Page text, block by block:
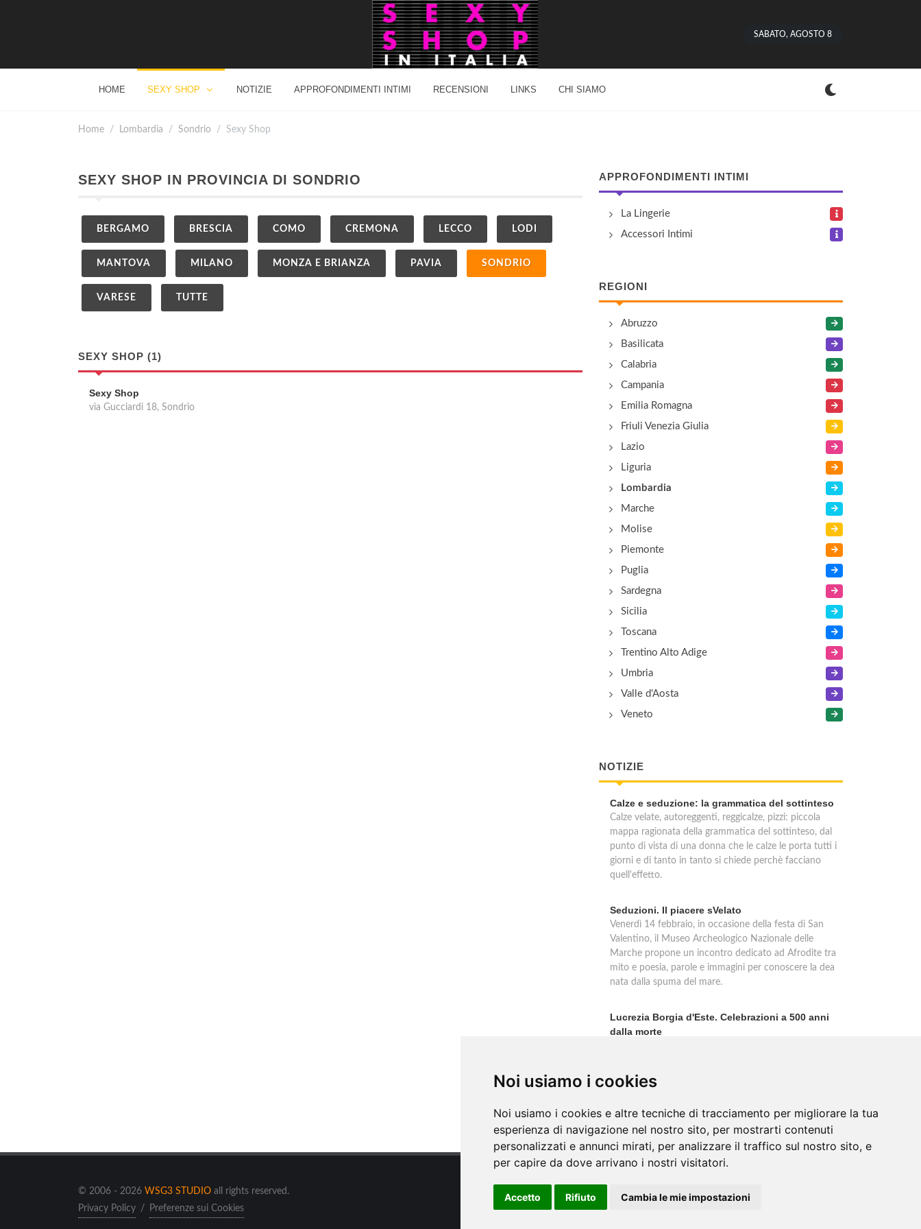
Noi usiamo i cookies
Noi usiamo i cookies e altre tecniche di tracciamento per migliorare la tua
esperienza di navigazione nel nostro sito, per mostrarti contenuti
personalizzati e annunci mirati, per analizzare il traffico sul nostro sito, e
per capire da dove arrivano i nostri visitatori.
Accetto Rifiuto Cambia le mie impostazioni
SABATO, AGOSTO 8
HOME SEXY SHOP NOTIZIE APPROFONDIMENTI INTIMI RECENSIONI LINKS CHI SIAMO
Home Lombardia Sondrio Sexy Shop
SEXY SHOP IN PROVINCIA DI SONDRIO
BERGAMO BRESCIA COMO CREMONA LECCO LODI
MANTOVA MILANO MONZA E BRIANZA PAVIA SONDRIO
VARESE TUTTE
SEXY SHOP (1)
Sexy Shop
via Gucciardi 18, Sondrio
APPROFONDIMENTI INTIMI
La Lingerie
Accessori Intimi
REGIONI
Abruzzo
Basilicata
Calabria
Campania
Emilia Romagna
Friuli Venezia Giulia
Lazio
Liguria
Lombardia
Marche
Molise
Piemonte
Puglia
Sardegna
Sicilia
Toscana
Trentino Alto Adige
Umbria
Valle d'Aosta
Veneto
NOTIZIE
Calze e seduzione: la grammatica del sottinteso
Calze velate, autoreggenti, reggicalze, pizzi: piccola
mappa ragionata della grammatica del sottinteso, dal
punto di vista di una donna che le calze le porta tutti i
giorni e di tanto in tanto si chiede perchè facciano
quell'effetto.
Seduzioni. Il piacere sVelato
Venerdì 14 febbraio, in occasione della festa di San
Valentino, il Museo Archeologico Nazionale delle
Marche propone un incontro dedicato ad Afrodite tra
mito e poesia, parole e immagini per conoscere la dea
nata dalla spuma del mare.
Lucrezia Borgia d'Este. Celebrazioni a 500 anni
dalla morte
fortunata tradizione letteraria nata nell''800 e fondata
su infamie create ad arte nel '500.
© 2006 - 2026 WSG3 STUDIO all rights reserved.
Privacy Policy / Preferenze sui Cookies